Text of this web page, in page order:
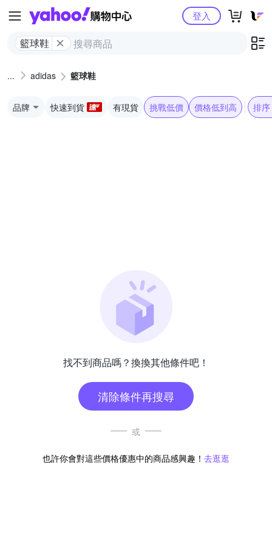
Yahoo購物中心
籃球鞋
登入
adidas 籃球鞋
品牌 快速到貨 有現貨 挑戰低價 價格低到高 排序
找不到商品嗎？換換其他條件吧！
清除條件再搜尋
或
也許你會對這些價格優惠中的商品感興趣！ 去逛逛